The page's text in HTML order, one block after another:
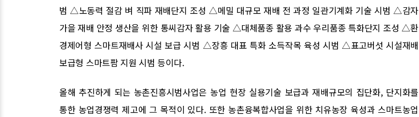
범 △노동력 절감 벼 직파 재배단지 조성 △메밀 대규모 재배 전 과정 일관기계화 기술 시범 △감자
가을 재배 안정 생산을 위한 통씨감자 활용 기술 △대체품종 활용 과수 우리품종 특화단지 조성 △환
경제어형 스마트재배사 시설 보급 시범 △장흥 대표 특화 소득작목 육성 시범 △표고버섯 시설재배
보급형 스마트팜 지원 시범 등이다.
올해 추진하게 되는 농촌진흥시범사업은 농업 현장 실용기술 보급과 재배규모의 집단화, 단지화를
통한 농업경쟁력 제고에 그 목적이 있다. 또한 농촌융복합사업을 위한 치유농장 육성과 스마트농업